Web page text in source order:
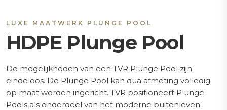
LUXE MAATWERK PLUNGE POOL
HDPE Plunge Pool
De mogelijkheden van een TVR Plunge Pool zijn
eindeloos. De Plunge Pool kan qua afmeting volledig
op maat worden ingericht. TVR positioneert Plunge
Pools als onderdeel van het moderne buitenleven: